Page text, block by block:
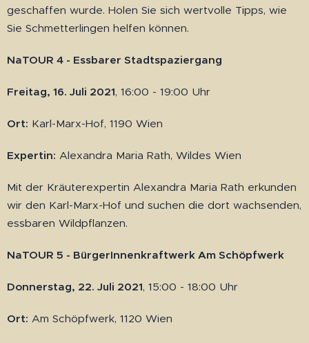
geschaffen wurde. Holen Sie sich wertvolle Tipps, wie
Sie Schmetterlingen helfen können.
NaTOUR 4 - Essbarer Stadtspaziergang
Freitag, 16. Juli 2021, 16:00 - 19:00 Uhr
Ort: Karl-Marx-Hof, 1190 Wien
Expertin: Alexandra Maria Rath, Wildes Wien
Mit der Kräuterexpertin Alexandra Maria Rath erkunden
wir den Karl-Marx-Hof und suchen die dort wachsenden,
essbaren Wildpflanzen.
NaTOUR 5 - BürgerInnenkraftwerk Am Schöpfwerk
Donnerstag, 22. Juli 2021, 15:00 - 18:00 Uhr
Ort: Am Schöpfwerk, 1120 Wien